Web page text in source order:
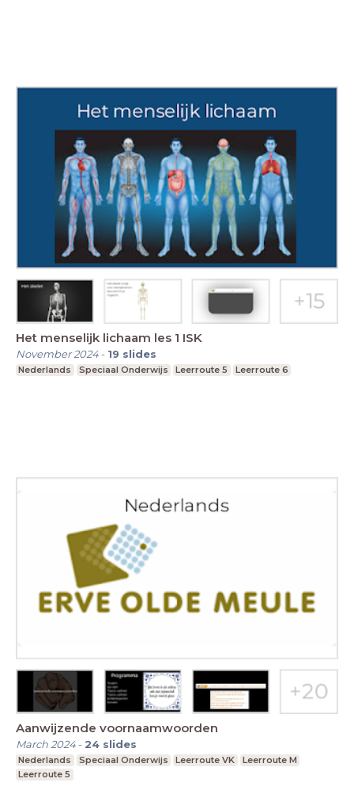
Het menselijk lichaam les 1 ISK
November 2024- 19 slides
Nederlands Speciaal Onderwijs Leerroute 5 Leerroute 6
Aanwijzende voornaamwoorden
March 2024- 24 slides
Nederlands Speciaal Onderwijs Leerroute VK
Leerroute M
Leerroute 5